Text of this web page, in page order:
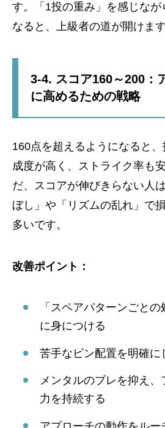
す。「1投の重み」を感じな
なると、上級者の道が開けます
3-4. スコア160～200：
に高めるための戦略
160点を超えるようになると
成度が高く、ストライク率も
だ、スコアが伸びきらない人
ぼし」や「リズムの乱れ」で
多いです。
改善ポイント：
「スペアパターンごと
に身につける
苦手なピン配置を明確に
メンタルのブレを抑え、
力を持続する